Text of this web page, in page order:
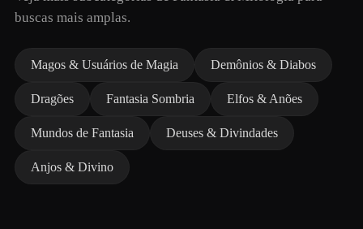
buscas mais amplas.
Magos & Usuários de Magia Demônios & Diabos
Dragões Fantasia Sombria Elfos & Anões
Mundos de Fantasia Deuses & Divindades
Anjos & Divino